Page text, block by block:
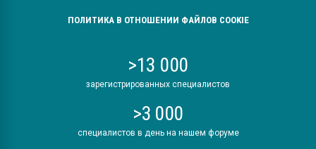
ПОЛИТИКА В ОТНОШЕНИИ ФАЙЛОВ COOKIE
>13 000
зарегистрированных специалистов
>3 000
специалистов в день на нашем форуме